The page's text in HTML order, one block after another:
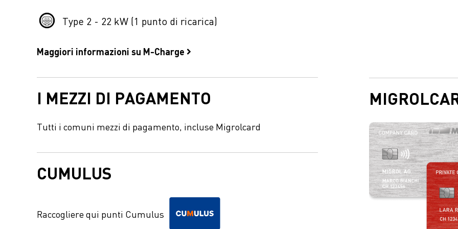
Type 2 - 22 kW (1 punto di ricarica)
Maggiori informazioni su M-Charge
I MEZZI DI PAGAMENTO
Tutti i comuni mezzi di pagamento, incluse Migrolcard
CUMULUS
Raccogliere qui punti Cumulus